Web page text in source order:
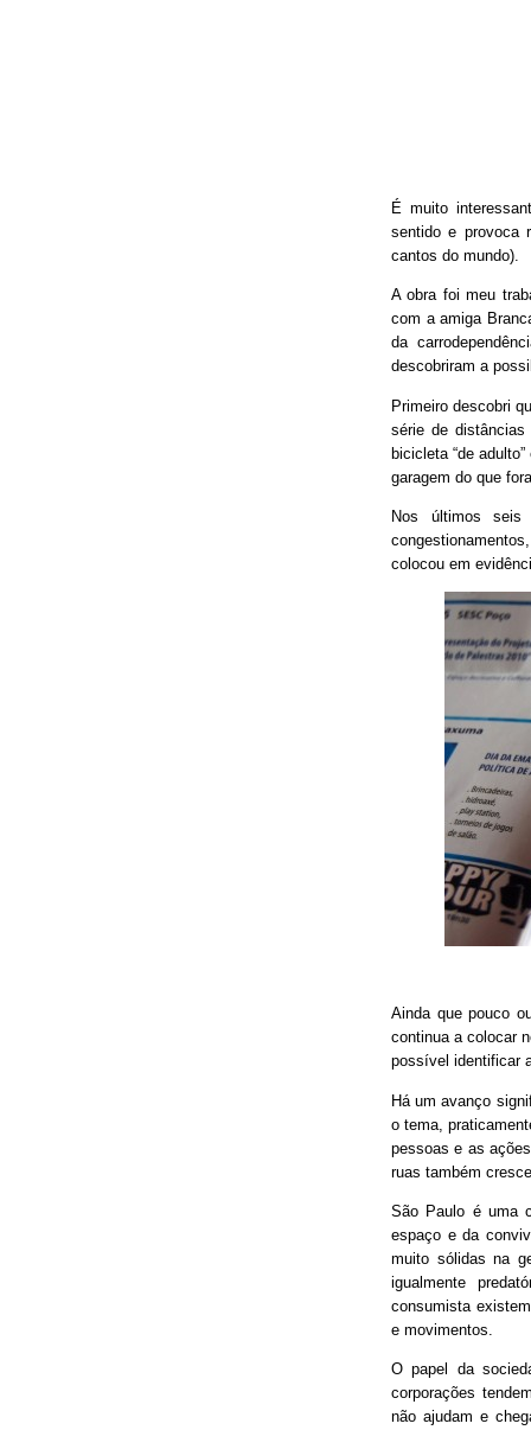
É muito
sentido e provoca
cantos do mundo).
A obra foi meu
com a amiga
da
descobriram a
Primeiro descobri
série de distâncias
bicicleta “de
garagem do que
Nos últimos seis
colocou em
Ainda que pouco
continua a colocar
possível identificar
Há um avanço
o tema,
pessoas e as
ruas também
São Paulo é uma
espaço e da
muito sólidas na
igualmente
consumista
e movimentos.
O papel da
corporações
não ajudam e